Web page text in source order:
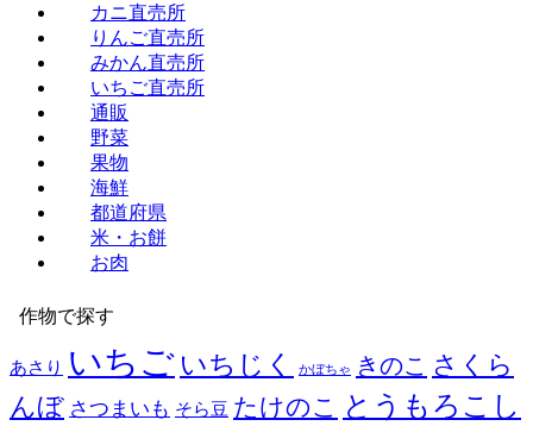
カニ直売所
りんご直売所
みかん直売所
いちご直売所
通販
野菜
果物
海鮮
都道府県
米・お餅
お肉
作物で探す
あさり いちご いちじく かぼちゃ きのこ さくら
んぼ さつまいも そら豆 たけのこ とうもろこし